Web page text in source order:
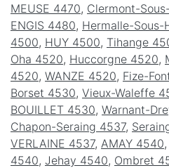
MEUSE 4470, Clermont-
ENGIS 4480, Hermalle-Sous-
4500, HUY 4500, Tihange
Oha 4520, Huccorgne 4520,
4520, WANZE 4520, Fize-
Borset 4530, Vieux-Waleffe
BOUILLET 4530, Warnant-
Chapon-Seraing 4537,
VERLAINE 4537, AMAY 4540,
4540, Jehay 4540, Ombret